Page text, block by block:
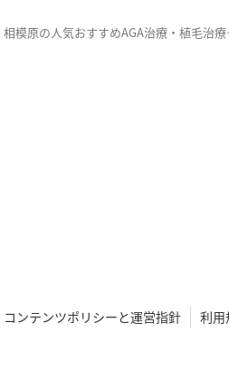
相模原の人気おすすめAGA治療・植毛治
コンテンツポリシーと運営指針 利用